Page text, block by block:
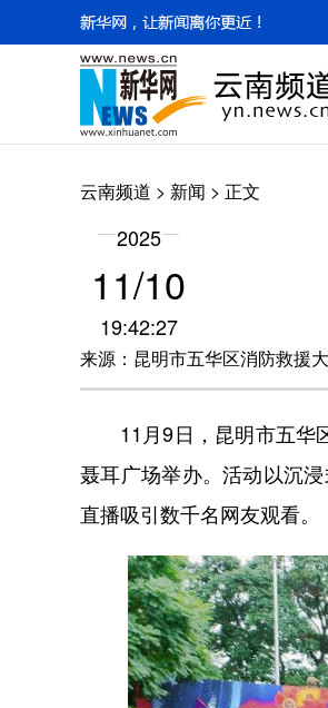
云南频道 > 新闻 > 正文
2025
11/10
19:42:27
来源：昆明市五华区消防救援
11月9日，昆明市五华
聂耳广场举办。活动以沉
直播吸引数千名网友观看。